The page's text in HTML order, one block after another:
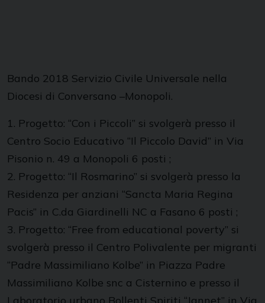
Bando 2018 Servizio Civile Universale nella
Diocesi di Conversano –Monopoli.
1. Progetto: “Con i Piccoli” si svolgerà presso il
Centro Socio Educativo “Il Piccolo David” in Via
Pisonio n. 49 a Monopoli 6 posti ;
2. Progetto: “Il Rosmarino” si svolgerà presso la
Residenza per anziani “Sancta Maria Regina
Pacis” in C.da Giardinelli NC a Fasano 6 posti ;
3. Progetto: “Free from educational poverty” si
svolgerà presso il Centro Polivalente per migranti
“Padre Massimiliano Kolbe” in Piazza Padre
Massimiliano Kolbe snc a Cisternino e presso il